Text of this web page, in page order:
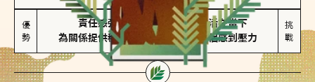
優
勢
責任感強
為關係提供穩定度
較難活在當下
易讓伴侶感到壓力
挑
戰